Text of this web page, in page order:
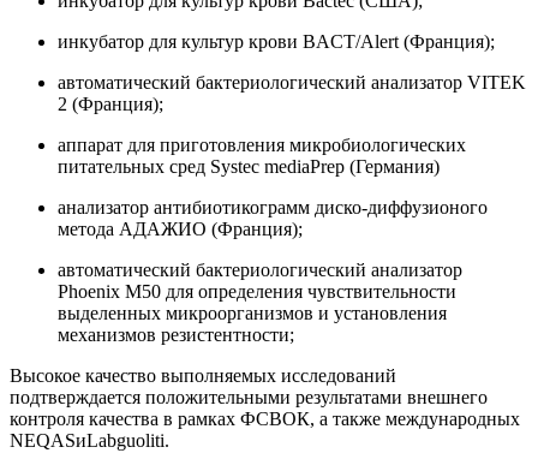
инкубатор для культур крови BACT/Alert (Франция);
автоматический бактериологический анализатор VITEK
2 (Франция);
аппарат для приготовления микробиологических
питательных сред Systec mediaPrep (Германия)
анализатор антибиотикограмм диско-диффузионого
метода АДАЖИО (Франция);
автоматический бактериологический анализатор
Phoenix M50 для определения чувствительности
выделенных микроорганизмов и установления
механизмов резистентности;
Высокое качество выполняемых исследований
подтверждается положительными результатами внешнего
контроля качества в рамках ФСВОК, а также международных
NEQASиLabguoliti.